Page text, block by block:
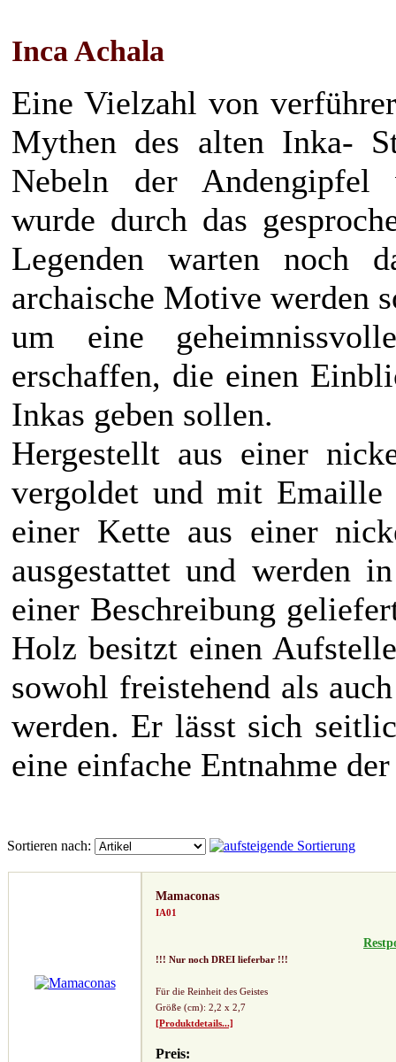
Inca Achala
Eine Vielzahl von
Mythen des alten Inka-
Nebeln der Andengipfel
wurde durch das
Legenden warten noch
archaische Motive werden
um eine
erschaffen, die einen
Inkas geben sollen.
Hergestellt aus einer
vergoldet und mit
einer Kette aus einer
ausgestattet und werden
einer Beschreibung
Holz besitzt einen
sowohl freistehend als
werden. Er lässt sich
eine einfache Entnahme
Sortieren nach:
Mamaconas
IA01
!!! Nur noch DREI lieferbar !!!
Für die Reinheit des Geistes
Größe (cm): 2,2 x 2,7
[Produktdetails...]
Preis: